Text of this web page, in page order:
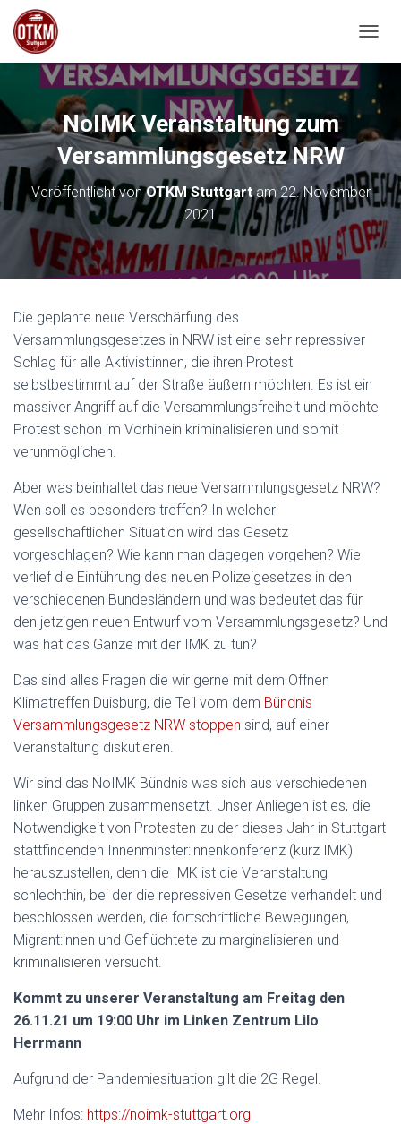
NoIMK Veranstaltung zum
Versammlungsgesetz NRW
Veröffentlicht vonOTKM Stuttgartam 22. November
2021
Die geplante neue Verschärfung des
Versammlungsgesetzes in NRW ist eine sehr repressiver
Schlag für alle Aktivist:innen, die ihren Protest
selbstbestimmt auf der Straße äußern möchten. Es ist ein
massiver Angriff auf die Versammlungsfreiheit und möchte
Protest schon im Vorhinein kriminalisieren und somit
verunmöglichen.
Aber was beinhaltet das neue Versammlungsgesetz NRW?
Wen soll es besonders treffen? In welcher
gesellschaftlichen Situation wird das Gesetz
vorgeschlagen? Wie kann man dagegen vorgehen? Wie
verlief die Einführung des neuen Polizeigesetzes in den
verschiedenen Bundesländern und was bedeutet das für
den jetzigen neuen Entwurf vom Versammlungsgesetz? Und
was hat das Ganze mit der IMK zu tun?
Das sind alles Fragen die wir gerne mit dem Offnen
Klimatreffen Duisburg, die Teil vom dem Bündnis
Versammlungsgesetz NRW stoppen sind, auf einer
Veranstaltung diskutieren.
Wir sind das NoIMK Bündnis was sich aus verschiedenen
linken Gruppen zusammensetzt. Unser Anliegen ist es, die
Notwendigkeit von Protesten zu der dieses Jahr in Stuttgart
stattfindenden Innenminster:innenkonferenz (kurz IMK)
herauszustellen, denn die IMK ist die Veranstaltung
schlechthin, bei der die repressiven Gesetze verhandelt und
beschlossen werden, die fortschrittliche Bewegungen,
Migrant:innen und Geflüchtete zu marginalisieren und
kriminalisieren versucht.
Kommt zu unserer Veranstaltung am Freitag den
26.11.21 um 19:00 Uhr im Linken Zentrum Lilo
Herrmann
Aufgrund der Pandemiesituation gilt die 2G Regel.
Mehr Infos: https://noimk-stuttgart.org